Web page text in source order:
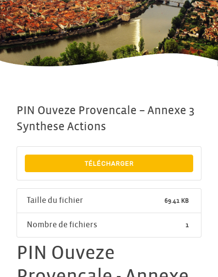
PIN Ouveze Provencale – Annexe 3
Synthese Actions
TÉLÉCHARGER
Taille du fichier 69.41 KB
Nombre de fichiers 1
PIN Ouveze